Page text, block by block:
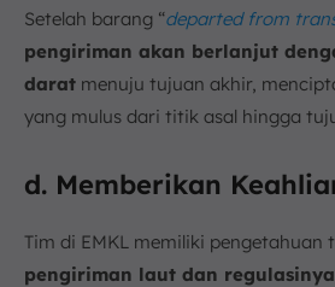
Setelah barang “departed from
pengiriman akan berlanjut
darat menuju tujuan akhir,
yang mulus dari titik asal hingga
d. Memberikan
Tim di EMKL memiliki pengetahuan
pengiriman laut dan